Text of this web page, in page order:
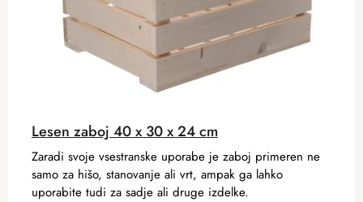
Lesen zaboj 40 x 30 x 24 cm
Zaradi svoje vsestranske uporabe je zaboj primeren ne
samo za hišo, stanovanje ali vrt, ampak ga lahko
uporabite tudi za sadje ali druge izdelke.